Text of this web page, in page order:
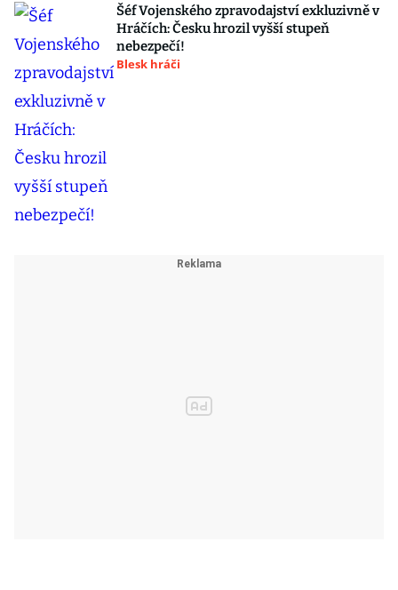
Šéf Vojenského zpravodajství exkluzivně v
Hráčích: Česku hrozil vyšší stupeň
nebezpečí!
Blesk hráči